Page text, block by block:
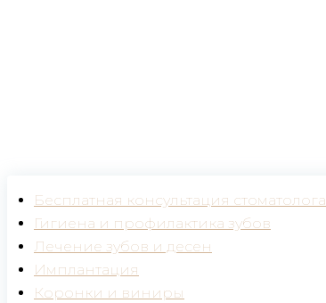
Бесплатная консультация стоматолога
Гигиена и профилактика зубов
Лечение зубов и десен
Имплантация
Коронки и виниры